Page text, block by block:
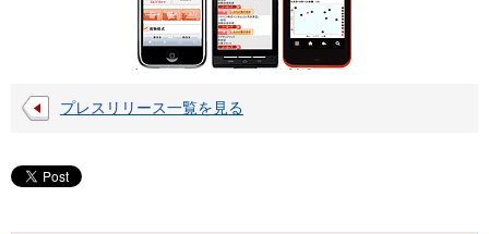
プレスリリース一覧を見る